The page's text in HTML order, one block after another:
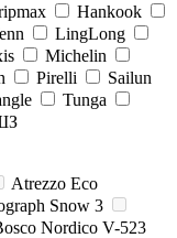
Hankook
LingLong
Michelin
Pirelli
Sailun
Tunga
Atrezzo Eco
Snow 3
Nordico V-523